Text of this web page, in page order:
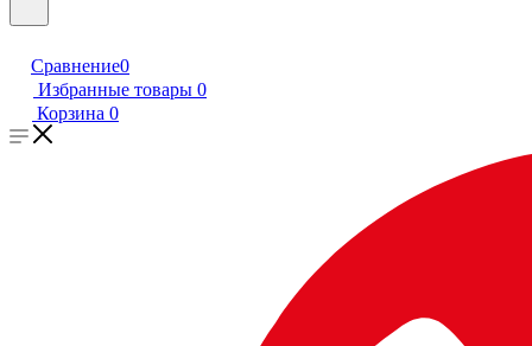
Сравнение0
Избранные товары 0
Корзина 0